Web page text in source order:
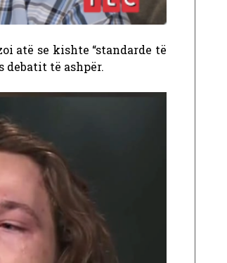
atë se kishte “standarde të
debatit të ashpër.